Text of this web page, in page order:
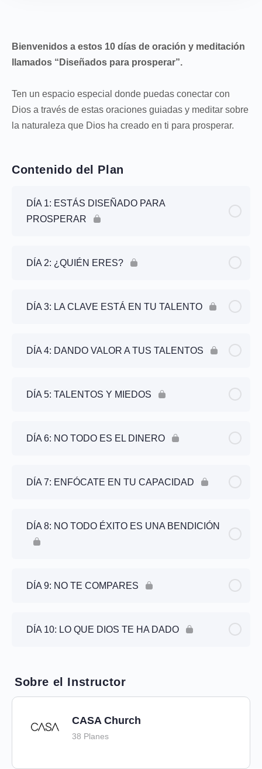
Bienvenidos a estos 10 días de oración y meditación
llamados “Diseñados para prosperar”.
Ten un espacio especial donde puedas conectar con
Dios a través de estas oraciones guiadas y meditar sobre
la naturaleza que Dios ha creado en ti para prosperar.
Contenido del Plan
DÍA 1: ESTÁS DISEÑADO PARA
PROSPERAR
DÍA 2: ¿QUIÉN ERES?
DÍA 3: LA CLAVE ESTÁ EN TU TALENTO
DÍA 4: DANDO VALOR A TUS TALENTOS
DÍA 5: TALENTOS Y MIEDOS
DÍA 6: NO TODO ES EL DINERO
DÍA 7: ENFÓCATE EN TU CAPACIDAD
DÍA 8: NO TODO ÉXITO ES UNA BENDICIÓN
DÍA 9: NO TE COMPARES
DÍA 10: LO QUE DIOS TE HA DADO
Sobre el Instructor
CASA Church
38 Planes